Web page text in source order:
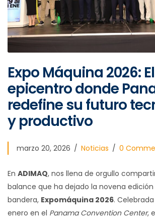
Expo Máquina 2026: El
epicentro donde
redefine su futuro
y productivo
marzo 20, 2026 Noticias 0
En ADIMAQ, nos llena de orgullo
balance que ha dejado la novena
bandera, Expomáquina 2026.
enero en el Panama Convention Center,